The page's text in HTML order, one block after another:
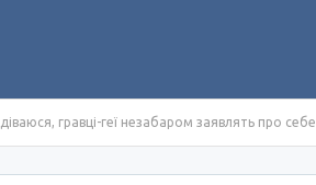
гравці-геї незабаром заявлять про себе